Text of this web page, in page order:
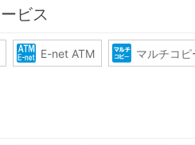
ビス
E-net ATM マルチコピ